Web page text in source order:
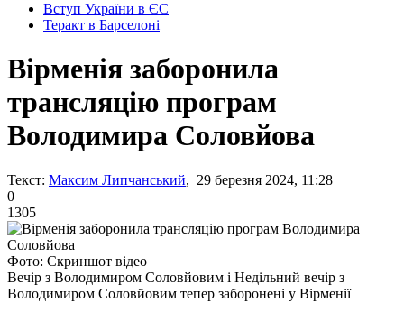
Вступ України в ЄС
Теракт в Барселоні
Вірменія заборонила
трансляцію програм
Володимира Соловйова
Текст: Максим Липчанський, 29 березня 2024, 11:28
0
1305
Фото: Скриншот відео
Вечір з Володимиром Соловйовим і Недільний вечір з
Володимиром Соловйовим тепер заборонені у Вірменії